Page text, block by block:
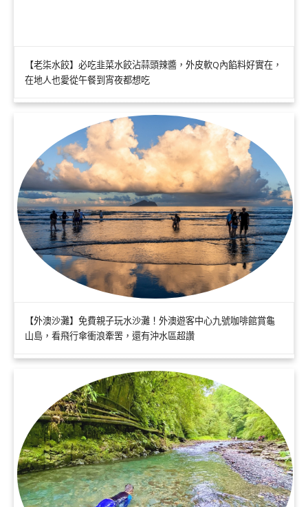
【老柒水餃】必吃韭菜水餃沾蒜頭辣醬，外皮軟Q內餡料好實在，
在地人也愛從午餐到宵夜都想吃
【外澳沙灘】免費親子玩水沙灘！外澳遊客中心九號咖啡館賞龜
山島，看飛行傘衝浪牽罟，還有沖水區超讚